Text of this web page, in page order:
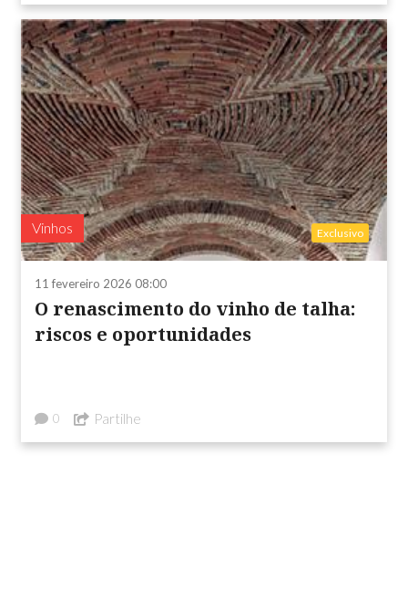
Vinhos Exclusivo
11 fevereiro 2026 08:00
O renascimento do vinho de talha:
riscos e oportunidades
0 Partilhe